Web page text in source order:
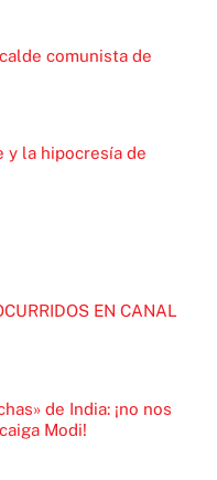
comunista de
y la hipocresía de
EN CANAL
de India: ¡no nos
Modi!